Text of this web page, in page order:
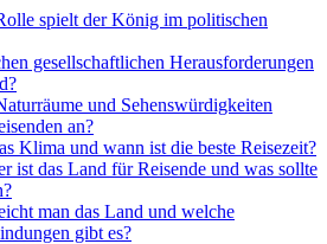
spielt der König im politischen
gesellschaftlichen Herausforderungen
und Sehenswürdigkeiten
an?
Klima und wann ist die beste Reisezeit?
ist das Land für Reisende und was sollte
man das Land und welche
gibt es?